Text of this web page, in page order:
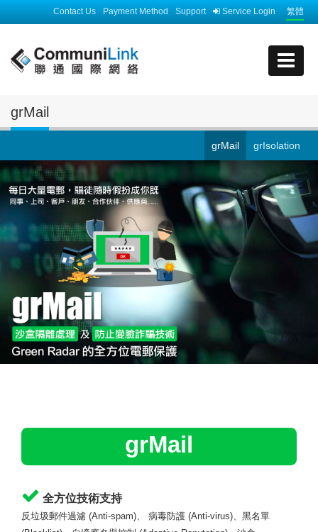
繁體
Service Login
Support
Payment Method
Contact Us
grMail
grIsolation
grMail
grMail
全方位技術支持
反垃圾郵件過濾 (Anti-spam)、 病毒防護 (Anti-virus)、黑名單